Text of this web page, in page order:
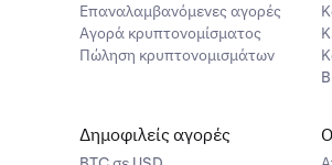
Επαναλαμβανόμενες αγορές
Αγορά κρυπτονομίσματος
Πώληση κρυπτονομισμάτων
Δημοφιλείς αγορές